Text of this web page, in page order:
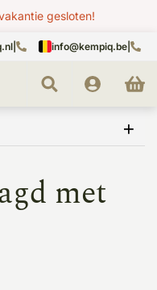
gesloten!
info@kempiq.be
met